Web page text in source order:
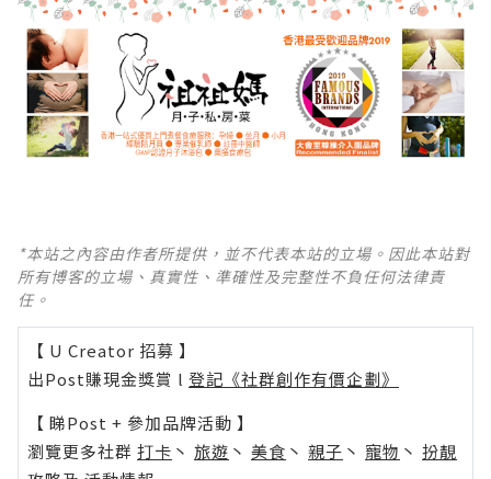
*本站之內容由作者所提供，並不代表本站的立場。因此本站對
所有博客的立場、真實性、準確性及完整性不負任何法律責
任。
【 U Creator 招募 】
出Post賺現金獎賞 l 登記《社群創作有價企劃》
【 睇Post + 參加品牌活動 】
瀏覽更多社群 打卡 丶 旅遊 丶 美食 丶 親子 丶 寵物 丶 扮靚